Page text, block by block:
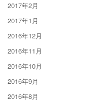
2017年2月
2017年1月
2016年12月
2016年11月
2016年10月
2016年9月
2016年8月